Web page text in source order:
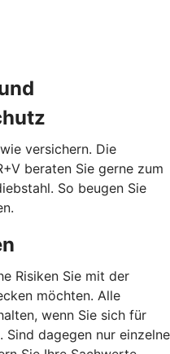
versichern. Die
beraten Sie gerne zum
So beugen Sie
Risiken Sie mit der
möchten. Alle
wenn Sie sich für
dagegen nur einzelne